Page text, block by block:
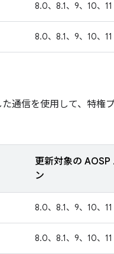
8.0、8.1、9、10、11
8.0、8.1、9、10、11
通信を使用して、特権
更新対象の AOSP
ン
8.0、8.1、9、10、11
8.0、8.1、9、10、11